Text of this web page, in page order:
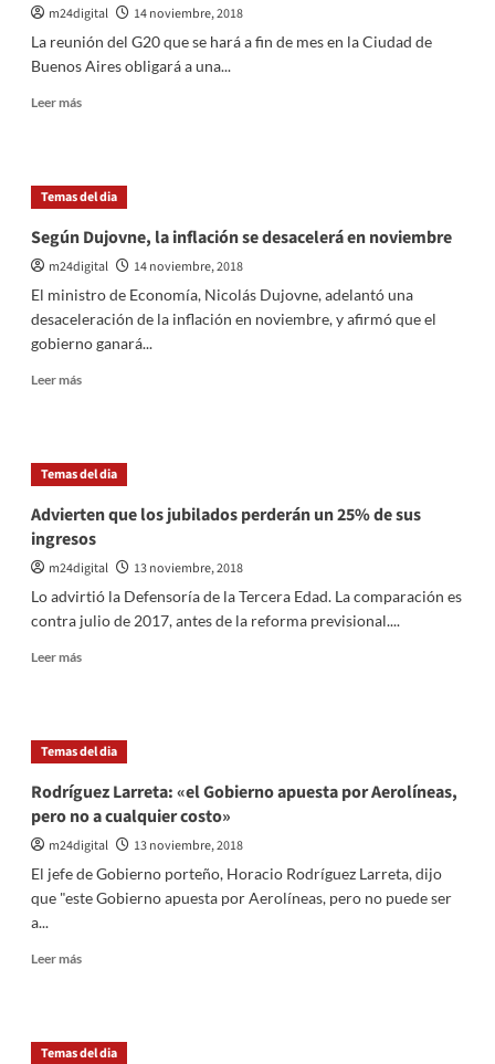
m24digital
14 noviembre, 2018
La reunión del G20 que se hará a fin de mes en la Ciudad de
Buenos Aires obligará a una...
Leer másLeer
el
cronograma
servicios
públicos
y
por
el
Temas del dia
Según Dujovne, la inflación se desacelerá en noviembre
m24digital
14 noviembre, 2018
El ministro de Economía, Nicolás Dujovne, adelantó una
desaceleración de la inflación en noviembre, y afirmó que el
gobierno ganará...
Leer másLeer
Dujovne,
la
se
desacelerá
en
Temas del dia
Advierten que los jubilados perderán un 25% de sus
ingresos
m24digital
13 noviembre, 2018
Lo advirtió la Defensoría de la Tercera Edad. La comparación es
contra julio de 2017, antes de la reforma previsional....
Leer másLeer
que
los
perderán
un
25%
sus
ingresos
Temas del dia
Rodríguez Larreta: «el Gobierno apuesta por Aerolíneas,
pero no a cualquier costo»
m24digital
13 noviembre, 2018
El jefe de Gobierno porteño, Horacio Rodríguez Larreta, dijo
que "este Gobierno apuesta por Aerolíneas, pero no puede ser
a...
Leer másLeer
Larreta:
«el
Temas del dia